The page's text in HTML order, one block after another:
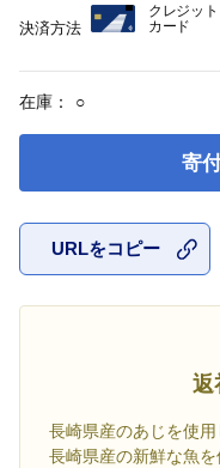
在庫： ○
寄
URLをコピー
返
長崎県産のあじを使用
長崎県産の新鮮な魚
決済方法
クレジット
カード